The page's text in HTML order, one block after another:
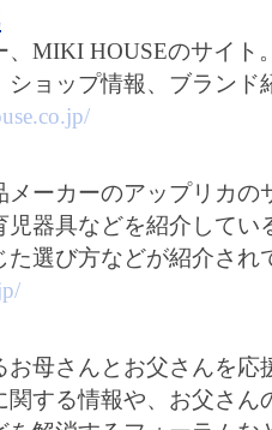
、MIKI HOUSEのサイト
ショップ情報、ブラン
メーカーのアップリカの
児器具などを紹介して
た選び方などが紹介され
お母さんとお父さんを応
関する情報や、お父さん